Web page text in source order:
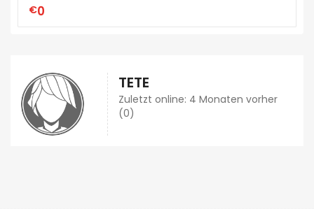
€0
TETE
Zuletzt online: 4 Monaten vorher
(0)